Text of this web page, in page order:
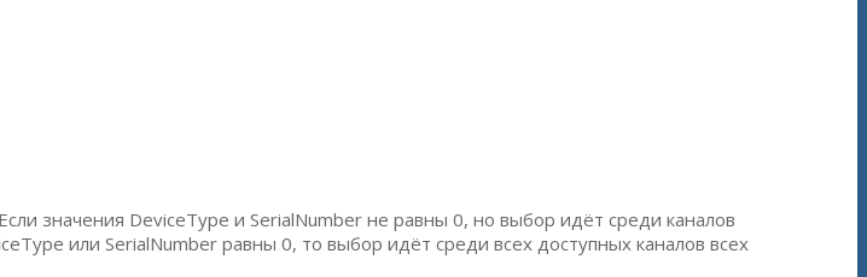
значения DeviceType и SerialNumber не равны 0, но выбор идёт среди каналов
или SerialNumber равны 0, то выбор идёт среди всех доступных каналов всех